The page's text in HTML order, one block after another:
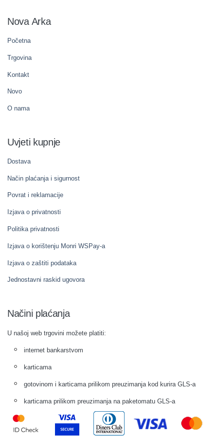
Nova Arka
Početna
Trgovina
Kontakt
Novo
O nama
Uvjeti kupnje
Dostava
Način plaćanja i sigurnost
Povrat i reklamacije
Izjava o privatnosti
Politika privatnosti
Izjava o korištenju Monri WSPay-a
Izjava o zaštiti podataka
Jednostavni raskid ugovora
Načini plaćanja
U našoj web trgovini možete platiti:
internet bankarstvom
karticama
gotovinom i karticama prilikom preuzimanja kod kurira GLS-a
karticama prilikom preuzimanja na paketomatu GLS-a